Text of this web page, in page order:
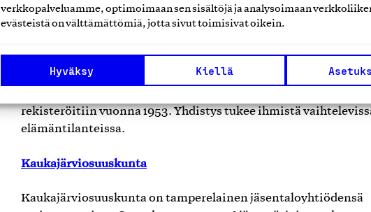
verkkopalveluamme, optimoimaan sen sisältöjä ja analysoimaan
evästeistä on välttämättömiä, jotta sivut toimisivat oikein.
Hyväksy Kiellä
Jyväskylän katulähetys ry
Jyväskylän Katulähetys on kristilliseltä pohjalta toimiva,
yleishyödyllinen, voittoa tavoittelematon yhdistys.
rekisteröitiin vuonna 1953. Yhdistys tukee ihmistä
elämäntilanteissa.
Kaukajärviosuuskunta
Kaukajärviosuuskunta on tamperelainen jäsentaloyhtiödensä